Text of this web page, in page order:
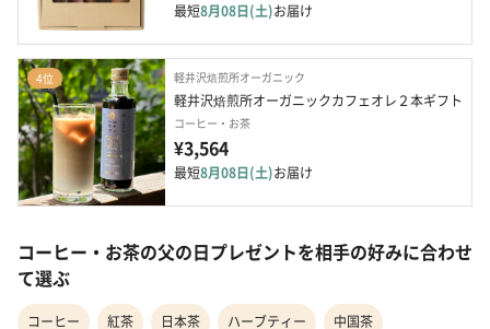
最短8月08日(土)お届け
4位 軽井沢焙煎所オーガニック
軽井沢焙煎所オーガニックカフェオレ２本ギフト
コーヒー・お茶
¥3,564
最短8月08日(土)お届け
コーヒー・お茶の父の日プレゼントを相手の好みに合わせ
て選ぶ
コーヒー 紅茶 日本茶 ハーブティー 中国茶